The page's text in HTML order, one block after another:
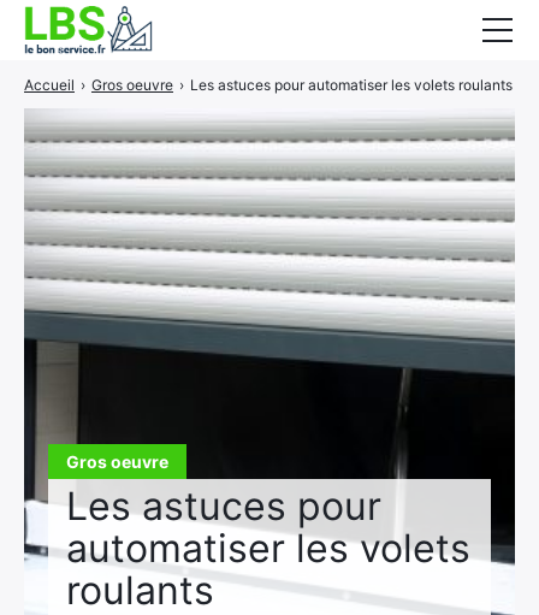
Gros oeuvre
Les astuces pour
automatiser les volets
roulants
Accueil › Gros oeuvre › Les astuces pour automatiser les volets roulants
Gros oeuvre
Second oeuvre
Aménagement intérieur
Piscine et jardin
Services associés